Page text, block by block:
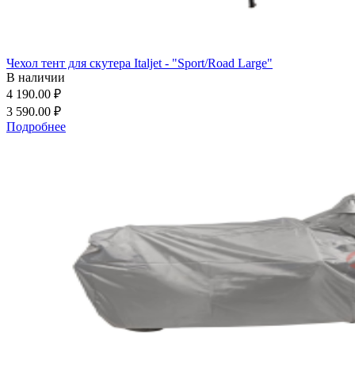
Чехол тент для скутера Italjet - "Sport/Road Large"
В наличии
4 190.00 ₽
3 590.00 ₽
Подробнее